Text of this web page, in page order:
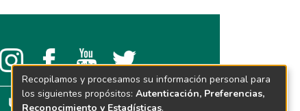
Recopilamos y procesamos su información personal para
los siguientes propósitos: Autenticación, Preferencias,
Reconocimiento y Estadísticas.